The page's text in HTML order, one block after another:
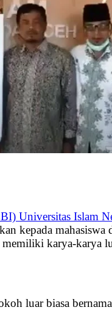
Universitas Islam
kepada mahasiswa
karya-karya
luar biasa